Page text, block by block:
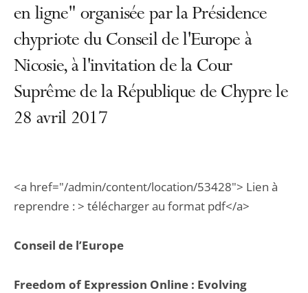
en ligne" organisée par la Présidence
chypriote du Conseil de l'Europe à
Nicosie, à l'invitation de la Cour
Suprême de la République de Chypre le
28 avril 2017
<a href="/admin/content/location/53428"> Lien à
reprendre : > télécharger au format pdf</a>
Conseil de l’Europe
Freedom of Expression Online : Evolving